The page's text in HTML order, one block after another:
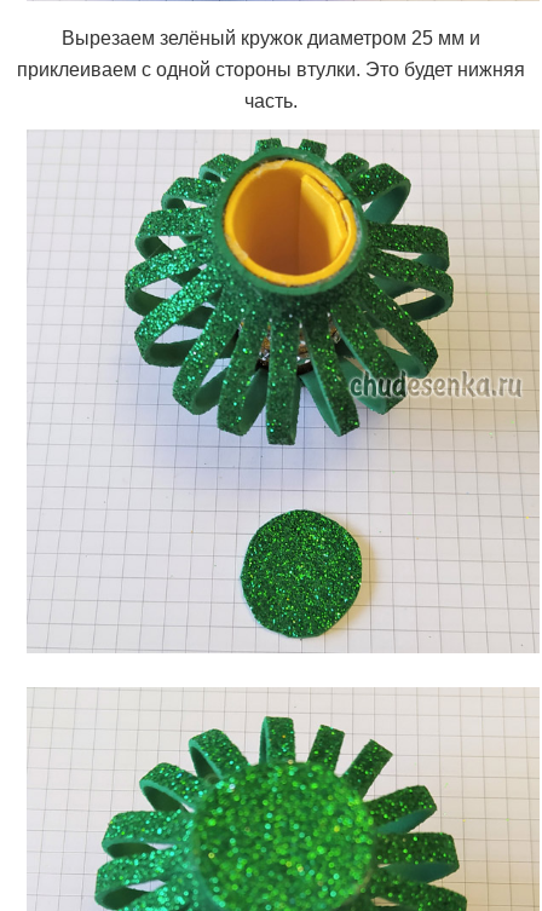
Вырезаем зелёный кружок диаметром 25 мм и
приклеиваем с одной стороны втулки. Это будет нижняя
часть.